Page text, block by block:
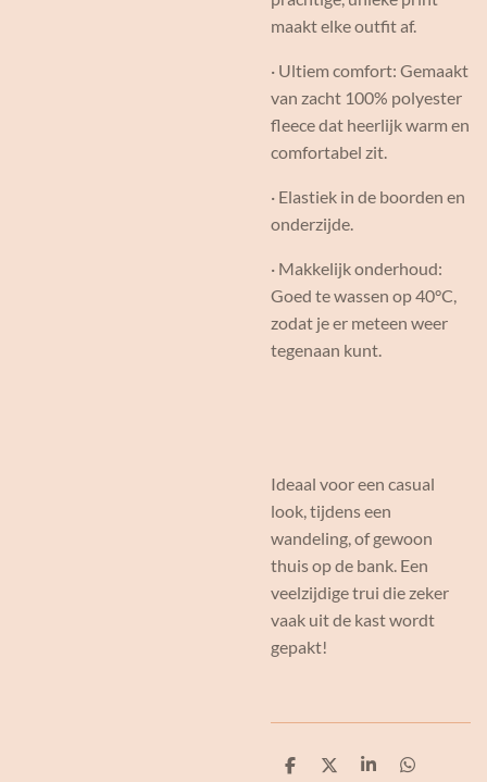
maakt elke outfit af.
· Ultiem comfort: Gemaakt
van zacht 100% polyester
fleece dat heerlijk warm en
comfortabel zit.
· Elastiek in de boorden en
onderzijde.
· Makkelijk onderhoud:
Goed te wassen op 40°C,
zodat je er meteen weer
tegenaan kunt.
Ideaal voor een casual
look, tijdens een
wandeling, of gewoon
thuis op de bank. Een
veelzijdige trui die zeker
vaak uit de kast wordt
gepakt!
D
D
S
D